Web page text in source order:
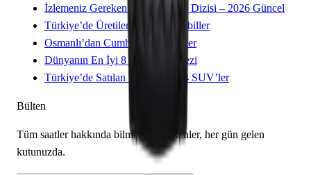
İzlemeniz Gereken 15 Yeni Kore Dizisi – 2026 Güncel
Türkiye’de Üretilen Yerli Otomobiller
Osmanlı’dan Cumhuriyet’e Saatler
Dünyanın En İyi 8 Kayak Merkezi
Türkiye’de Satılan Elektrikli 4×4 SUV’ler
Bülten
Tüm saatler hakkında bilmeniz gerekenler, her gün gelen
kutunuzda.